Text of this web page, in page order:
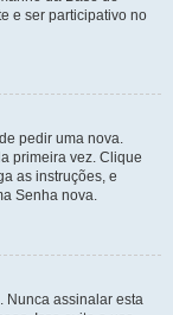
e ser participativo no
pedir uma nova.
primeira vez. Clique
as instruções, e
Senha nova.
Nunca assinalar esta